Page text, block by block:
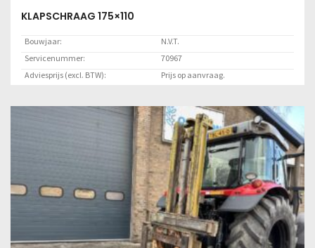
KLAPSCHRAAG 175×110
Bouwjaar:
N.V.T.
Servicenummer:
70967
Adviesprijs (excl. BTW):
Prijs op aanvraag.
Lees meer